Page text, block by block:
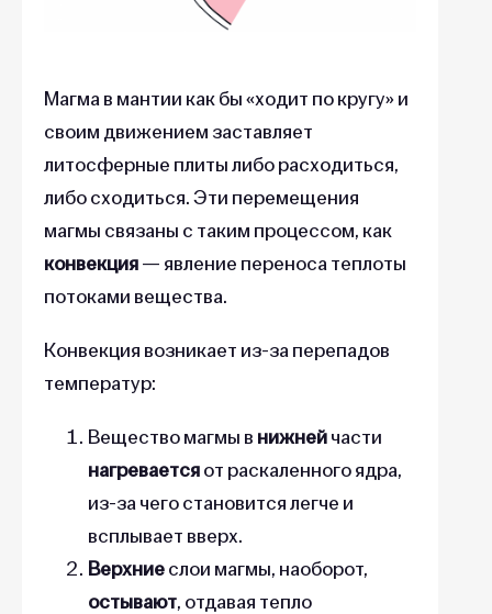
Магма в мантии как бы «ходит по кругу» и
своим движением заставляет
литосферные плиты либо расходиться,
либо сходиться. Эти перемещения
магмы связаны с таким процессом, как
конвекция— явление переноса теплоты
потоками вещества.
Конвекция возникает из-за перепадов
температур:
Вещество магмы в нижнейчасти
нагреваетсяот раскаленного ядра,
из-за чего становится легче и
всплывает вверх.
Верхниеслои магмы, наоборот,
остывают, отдавая тепло